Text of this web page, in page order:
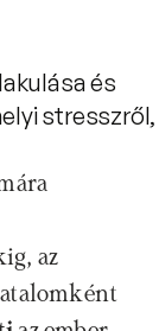
és
stresszről,